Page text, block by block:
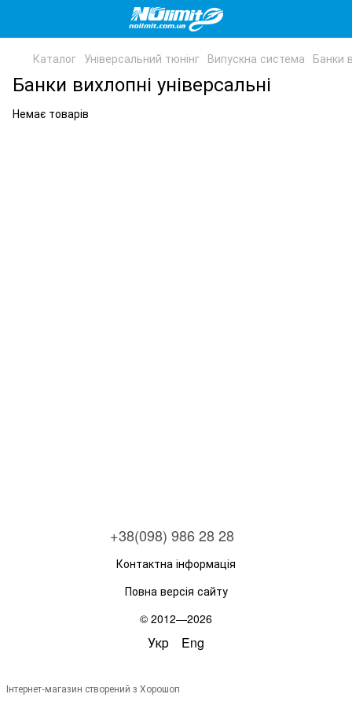
Каталог Універсальний тюнінг Випускна система Банки
Банки вихлопні універсальні
Немає товарів
+38(098) 986 28 28
Контактна інформація
Повна версія сайту
© 2012—2026
Укр Eng
Інтернет-магазин створений з Хорошоп